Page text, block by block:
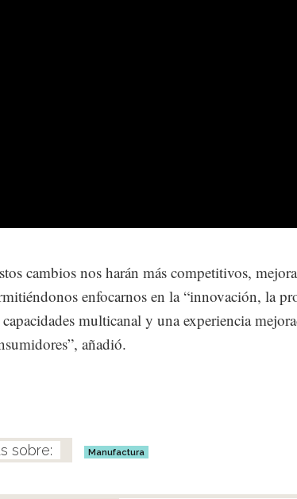
cambios nos harán más competitivos,
enfocarnos en la “innovación, la
capacidades multicanal y una experiencia
añadió.
Manufactura